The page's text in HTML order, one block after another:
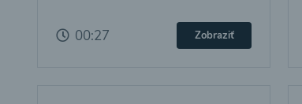
00:27 Zobraziť